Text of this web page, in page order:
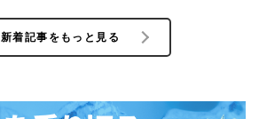
新着記事をもっと見る